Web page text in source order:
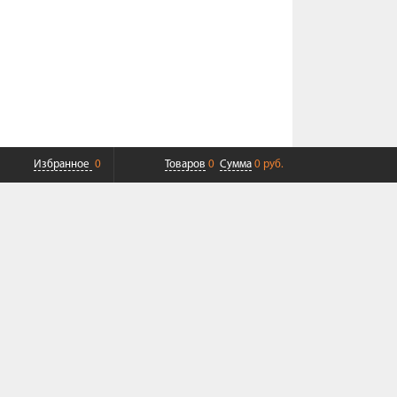
Избранное 0 Товаров 0 Сумма 0 руб.